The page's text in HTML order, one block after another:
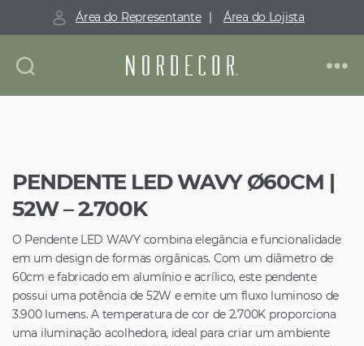
Área do Representante | Área do Lojista
Nordecor
PENDENTE LED WAVY Ø60CM |
52W – 2.700K
O Pendente LED WAVY combina elegância e funcionalidade
em um design de formas orgânicas. Com um diâmetro de
60cm e fabricado em alumínio e acrílico, este pendente
possui uma potência de 52W e emite um fluxo luminoso de
3.900 lumens. A temperatura de cor de 2.700K proporciona
uma iluminação acolhedora, ideal para criar um ambiente